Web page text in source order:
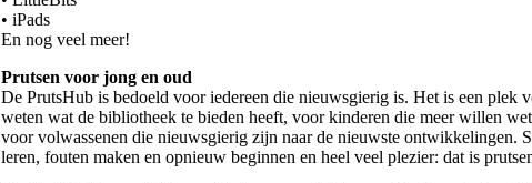
• iPads
En nog veel meer!
Prutsen voor jong en oud
De PrutsHub is bedoeld voor iedereen die nieuwsgierig is. Het is een plek
weten wat de bibliotheek te bieden heeft, voor kinderen die meer willen
voor volwassenen die nieuwsgierig zijn naar de nieuwste ontwikkelingen.
leren, fouten maken en opnieuw beginnen en heel veel plezier: dat is